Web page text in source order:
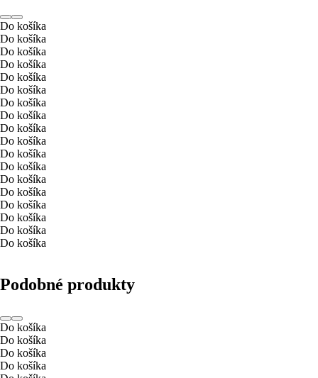
Do košíka
Do košíka
Do košíka
Do košíka
Do košíka
Do košíka
Do košíka
Do košíka
Do košíka
Do košíka
Do košíka
Do košíka
Do košíka
Do košíka
Do košíka
Do košíka
Do košíka
Do košíka
Podobné produkty
Do košíka
Do košíka
Do košíka
Do košíka